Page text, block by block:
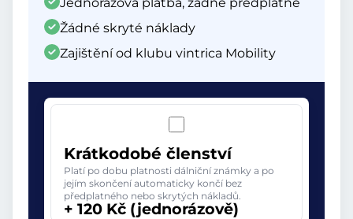
Žádné skryté náklady
Zajištění od klubu vintrica Mobility
Krátkodobé členství
Platí po dobu platnosti dálniční známky a po
jejím skončení automaticky končí bez
předplatného nebo skrytých nákladů.
+ 120 Kč (jednorázově)